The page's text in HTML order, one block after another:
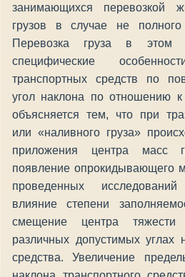
занимающихся перевозкой
грузов в случае не полного
Перевозка груза в этом
специфические
транспортных средств по
угол наклона по отношению
объясняется тем, что при
или «наливного груза»
приложения центра масс
появление опрокидывающего
проведенных
влияние степени
смещение центра
различных допустимых углах
средства. Увеличение